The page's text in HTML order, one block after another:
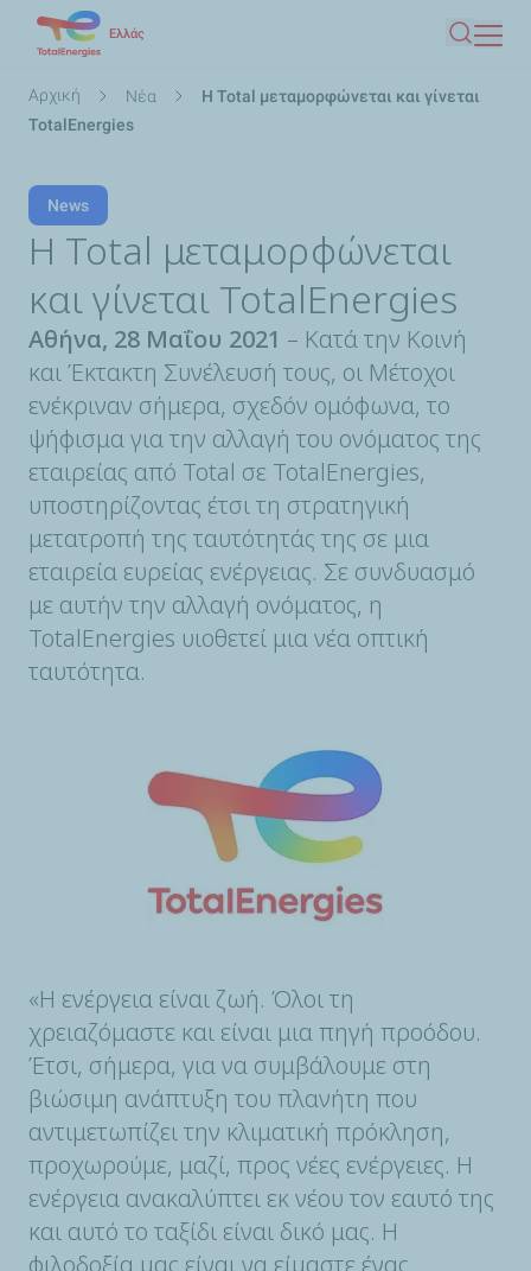
το
Ελλάς
Breadcrumb
Αρχική Nέα
H Total μεταμορφώνεται και γίνεται
TotalEnergies
News
H Total μεταμορφώνεται
και γίνεται TotalEnergies
Αθήνα, 28 Μαΐου 2021 – Κατά την Κοινή
και Έκτακτη Συνέλευσή τους, οι Μέτοχοι
ενέκριναν σήμερα, σχεδόν ομόφωνα, το
ψήφισμα για την αλλαγή του ονόματος της
εταιρείας από Total σε TotalEnergies,
υποστηρίζοντας έτσι τη στρατηγική
μετατροπή της ταυτότητάς της σε μια
εταιρεία ευρείας ενέργειας. Σε συνδυασμό
με αυτήν την αλλαγή ονόματος, η
TotalEnergies υιοθετεί μια νέα οπτική
ταυτότητα.
«Η ενέργεια είναι ζωή. Όλοι τη
χρειαζόμαστε και είναι μια πηγή προόδου.
Έτσι, σήμερα, για να συμβάλουμε στη
βιώσιμη ανάπτυξη του πλανήτη που
αντιμετωπίζει την κλιματική πρόκληση,
προχωρούμε, μαζί, προς νέες ενέργειες. Η
ενέργεια ανακαλύπτει εκ νέου τον εαυτό της
και αυτό το ταξίδι είναι δικό μας. Η
φιλοδοξία μας είναι να είμαστε ένας